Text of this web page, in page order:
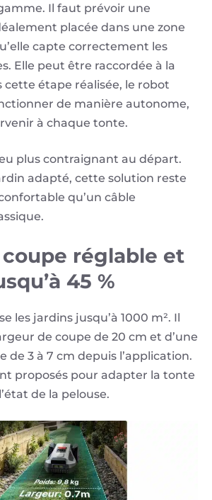
Il faut prévoir une
placée dans une zone
capte correctement les
Elle peut être raccordée à la
cette étape réalisée, le robot
de manière autonome,
à chaque tonte.
plus contraignant au départ.
adapté, cette solution reste
qu’un câble
coupe réglable et
45 %
les jardins jusqu’à 1000 m². Il
de coupe de 20 cm et d’une
de 3 à 7 cm depuis l’application.
proposés pour adapter la tonte
de la pelouse.